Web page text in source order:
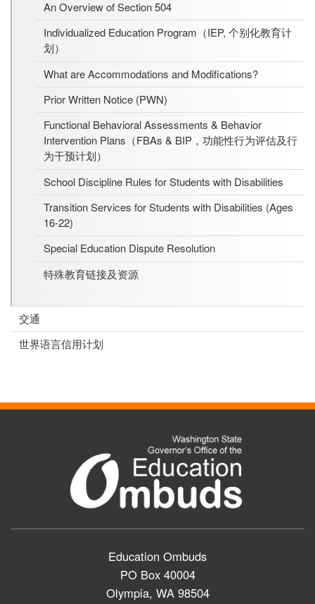
An Overview of Section 504
Individualized Education Program（IEP, 个别化教育计
划）
What are Accommodations and Modifications?
Prior Written Notice (PWN)
Functional Behavioral Assessments & Behavior
Intervention Plans（FBAs & BIP，功能性行为评估及行
为干预计划）
School Discipline Rules for Students with Disabilities
Transition Services for Students with Disabilities (Ages
16-22)
Special Education Dispute Resolution
特殊教育链接及资源
交通
世界语言信用计划
Education Ombuds
PO Box 40004
Olympia, WA 98504